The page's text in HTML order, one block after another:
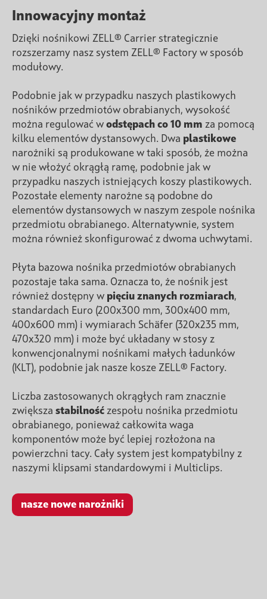
Innowacyjny montaż
Dzięki nośnikowi ZELL® Carrier strategicznie
rozszerzamy nasz system ZELL® Factory w sposób
modułowy.
Podobnie jak w przypadku naszych plastikowych
nośników przedmiotów obrabianych, wysokość
można regulować w odstępach co 10 mm za pomocą
kilku elementów dystansowych. Dwa plastikowe
narożniki są produkowane w taki sposób, że można
w nie włożyć okrągłą ramę, podobnie jak w
przypadku naszych istniejących koszy plastikowych.
Pozostałe elementy narożne są podobne do
elementów dystansowych w naszym zespole nośnika
przedmiotu obrabianego. Alternatywnie, system
można również skonfigurować z dwoma uchwytami.
Płyta bazowa nośnika przedmiotów obrabianych
pozostaje taka sama. Oznacza to, że nośnik jest
również dostępny w pięciu znanych rozmiarach,
standardach Euro (200x300 mm, 300x400 mm,
400x600 mm) i wymiarach Schäfer (320x235 mm,
470x320 mm) i może być układany w stosy z
konwencjonalnymi nośnikami małych ładunków
(KLT), podobnie jak nasze kosze ZELL® Factory.
Liczba zastosowanych okrągłych ram znacznie
zwiększa stabilność zespołu nośnika przedmiotu
obrabianego, ponieważ całkowita waga
komponentów może być lepiej rozłożona na
powierzchni tacy. Cały system jest kompatybilny z
naszymi klipsami standardowymi i Multiclips.
nasze nowe narożniki